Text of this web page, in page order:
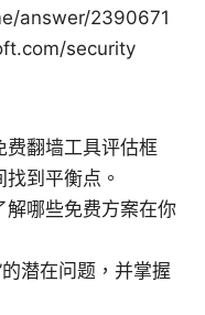
answer/2390671
security
翻墙工具评估框
到平衡点。
解哪些免费方案在你
潜在问题，并掌握